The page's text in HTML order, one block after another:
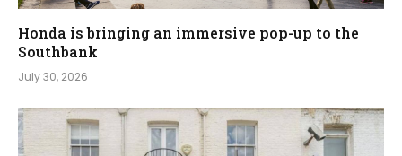
Honda is bringing an immersive pop-up to the
Southbank
July 30, 2026